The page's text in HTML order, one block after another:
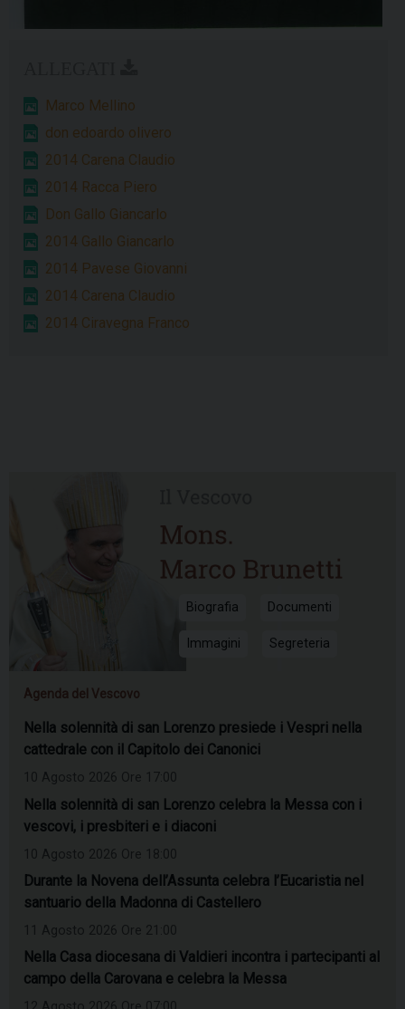
Marco Mellino
don edoardo olivero
2014 Carena Claudio
2014 Racca Piero
Don Gallo Giancarlo
2014 Gallo Giancarlo
2014 Pavese Giovanni
2014 Carena Claudio
2014 Ciravegna Franco
Biografia Documenti
Immagini Segreteria
Agenda del Vescovo
Nella solennità di san Lorenzo presiede i Vespri nella
cattedrale con il Capitolo dei Canonici
10 Agosto 2026 Ore 17:00
Nella solennità di san Lorenzo celebra la Messa con i
vescovi, i presbiteri e i diaconi
10 Agosto 2026 Ore 18:00
Durante la Novena dell’Assunta celebra l’Eucaristia nel
santuario della Madonna di Castellero
11 Agosto 2026 Ore 21:00
Nella Casa diocesana di Valdieri incontra i partecipanti al
campo della Carovana e celebra la Messa